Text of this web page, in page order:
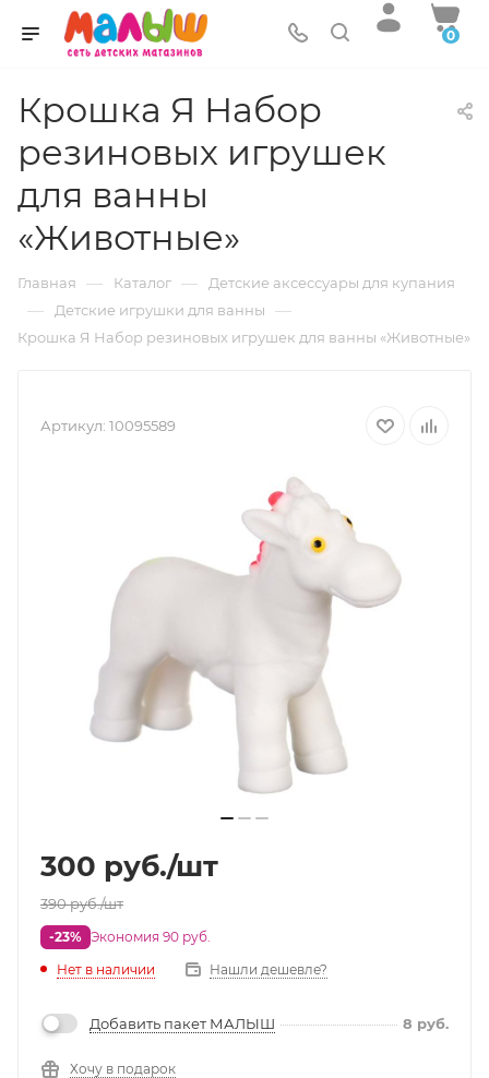
0
Крошка Я Набор
резиновых игрушек
для ванны
«Животные»
Главная — Каталог — Детские аксессуары для купания
— Детские игрушки для ванны —
Крошка Я Набор резиновых игрушек для ванны «Животные»
Артикул: 10095589
300 руб./шт
390руб./шт
-23% Экономия 90 руб.
Нет в наличии
Нашли дешевле?
Добавить пакет МАЛЫШ 8 руб.
Хочу в подарок